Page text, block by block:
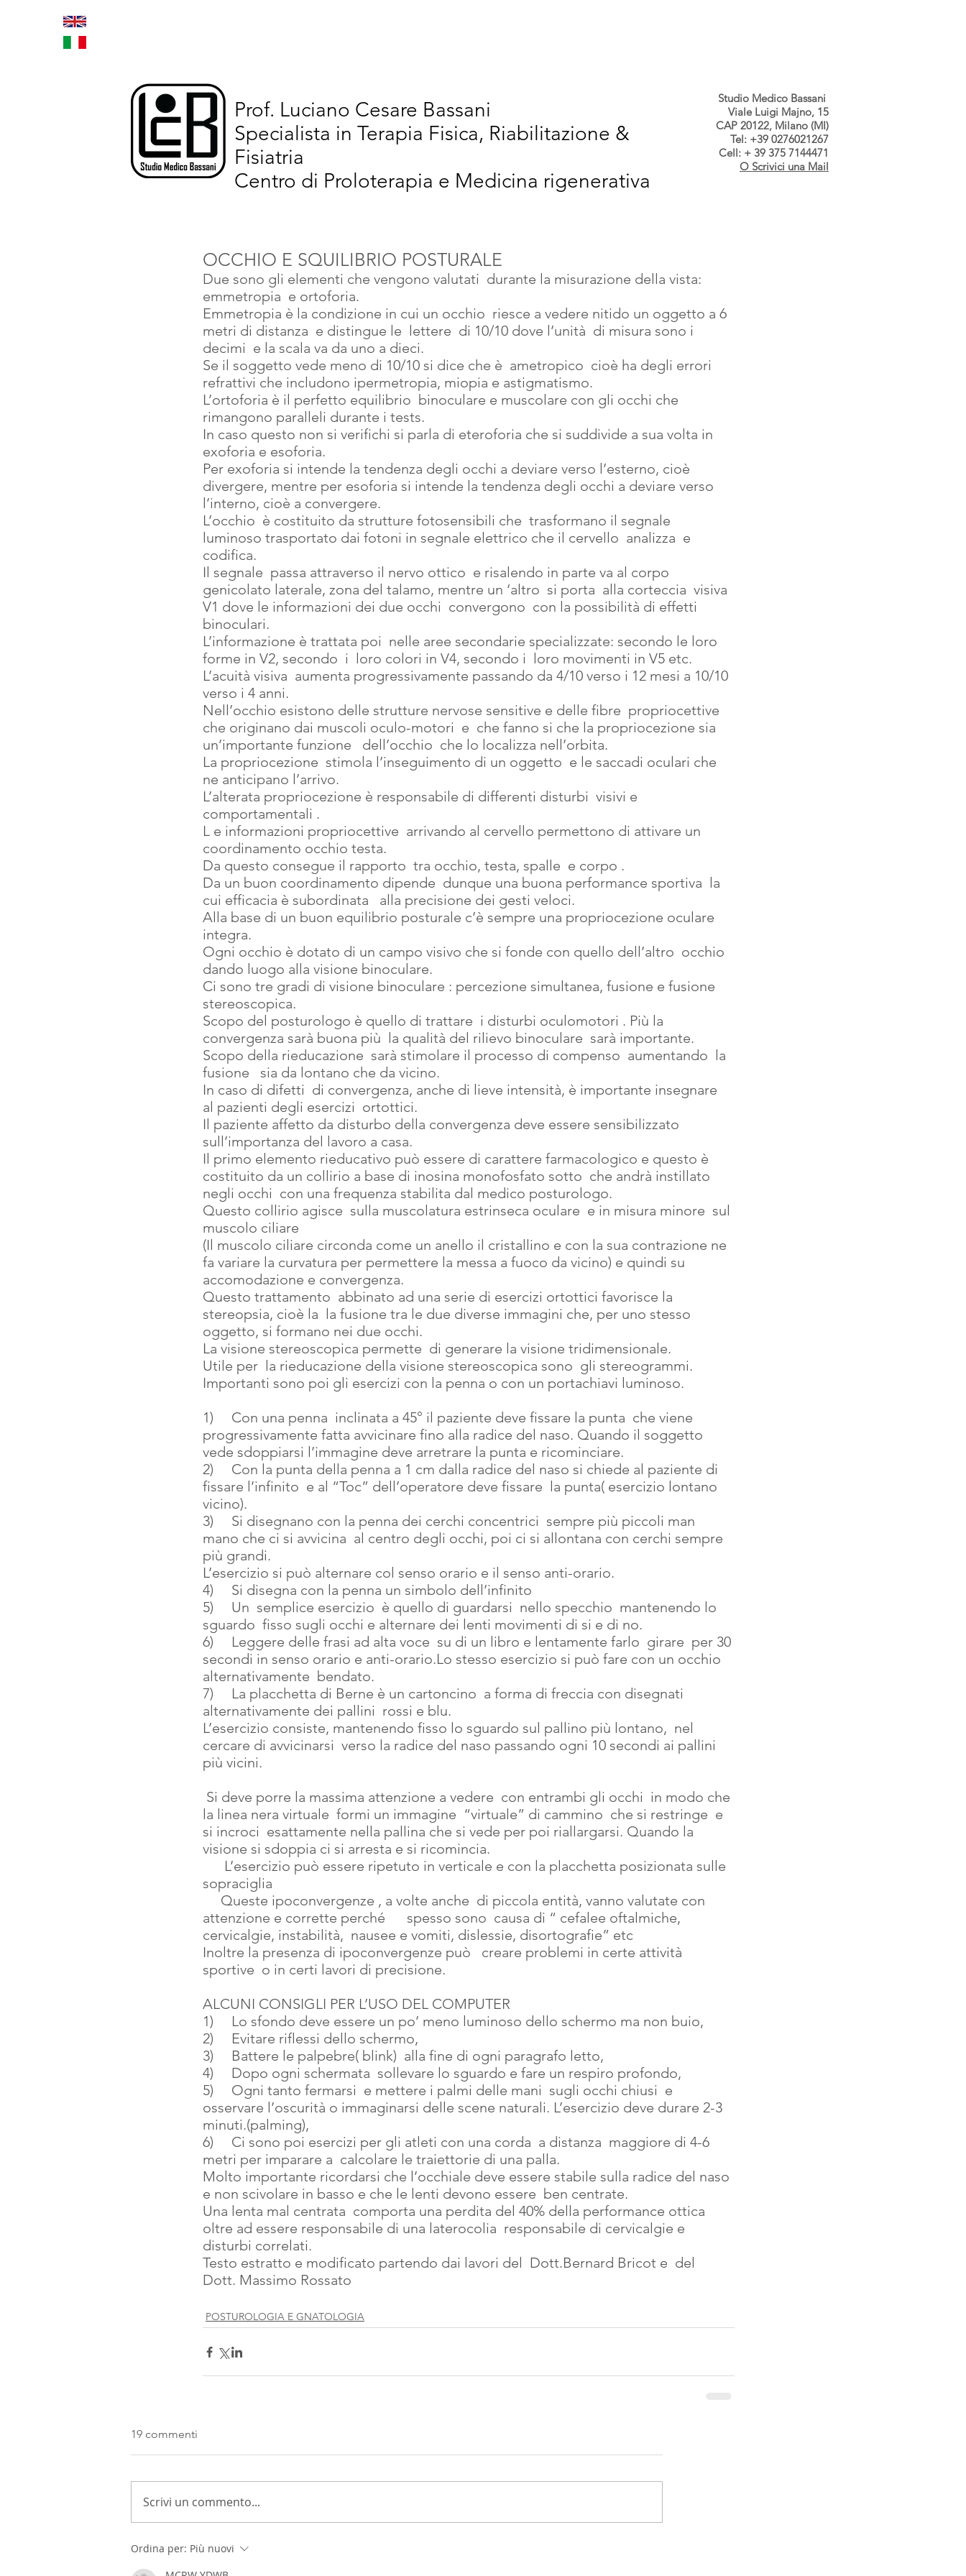
Prof. Luciano Cesare Bassani
Specialista in Terapia Fisica, Riabilitazione &
Fisiatria
Centro di Proloterapia e Medicina rigenerativa
Studio Medico Bassani
Viale Luigi Majno, 15
CAP 20122, Milano (MI)
Tel: +39 0276021267
Cell: + 39 375 7144471
O Scrivici una Mail
OCCHIO E SQUILIBRIO POSTURALE
Due sono gli elementi che vengono valutati  durante la misurazione della vista:
emmetropia  e ortoforia.
Emmetropia è la condizione in cui un occhio  riesce a vedere nitido un oggetto a 6
metri di distanza  e distingue le  lettere  di 10/10 dove l’unità  di misura sono i
decimi  e la scala va da uno a dieci.
Se il soggetto vede meno di 10/10 si dice che è  ametropico  cioè ha degli errori
refrattivi che includono ipermetropia, miopia e astigmatismo.
L’ortoforia è il perfetto equilibrio  binoculare e muscolare con gli occhi che
rimangono paralleli durante i tests.
In caso questo non si verifichi si parla di eteroforia che si suddivide a sua volta in
exoforia e esoforia.
Per exoforia si intende la tendenza degli occhi a deviare verso l’esterno, cioè
divergere, mentre per esoforia si intende la tendenza degli occhi a deviare verso
l’interno, cioè a convergere.
L’occhio  è costituito da strutture fotosensibili che  trasformano il segnale
luminoso trasportato dai fotoni in segnale elettrico che il cervello  analizza  e
codifica.
Il segnale  passa attraverso il nervo ottico  e risalendo in parte va al corpo
genicolato laterale, zona del talamo, mentre un ‘altro  si porta  alla corteccia  visiva
V1 dove le informazioni dei due occhi  convergono  con la possibilità di effetti
binoculari.
L’informazione è trattata poi  nelle aree secondarie specializzate: secondo le loro
forme in V2, secondo  i  loro colori in V4, secondo i  loro movimenti in V5 etc.
L’acuità visiva  aumenta progressivamente passando da 4/10 verso i 12 mesi a 10/10
verso i 4 anni.
Nell’occhio esistono delle strutture nervose sensitive e delle fibre  propriocettive
che originano dai muscoli oculo-motori  e  che fanno si che la propriocezione sia
un’importante funzione   dell’occhio  che lo localizza nell’orbita.
La propriocezione  stimola l’inseguimento di un oggetto  e le saccadi oculari che
ne anticipano l’arrivo.
L’alterata propriocezione è responsabile di differenti disturbi  visivi e
comportamentali .
L e informazioni propriocettive  arrivando al cervello permettono di attivare un
coordinamento occhio testa.
Da questo consegue il rapporto  tra occhio, testa, spalle  e corpo .
Da un buon coordinamento dipende  dunque una buona performance sportiva  la
cui efficacia è subordinata   alla precisione dei gesti veloci.
Alla base di un buon equilibrio posturale c’è sempre una propriocezione oculare
integra.
Ogni occhio è dotato di un campo visivo che si fonde con quello dell’altro  occhio
dando luogo alla visione binoculare.
Ci sono tre gradi di visione binoculare : percezione simultanea, fusione e fusione
stereoscopica.
Scopo del posturologo è quello di trattare  i disturbi oculomotori . Più la
convergenza sarà buona più  la qualità del rilievo binoculare  sarà importante.
Scopo della rieducazione  sarà stimolare il processo di compenso  aumentando  la
fusione   sia da lontano che da vicino.
In caso di difetti  di convergenza, anche di lieve intensità, è importante insegnare
al pazienti degli esercizi  ortottici.
Il paziente affetto da disturbo della convergenza deve essere sensibilizzato
sull’importanza del lavoro a casa.
Il primo elemento rieducativo può essere di carattere farmacologico e questo è
costituito da un collirio a base di inosina monofosfato sotto  che andrà instillato
negli occhi  con una frequenza stabilita dal medico posturologo.
Questo collirio agisce  sulla muscolatura estrinseca oculare  e in misura minore  sul
muscolo ciliare
(Il muscolo ciliare circonda come un anello il cristallino e con la sua contrazione ne
fa variare la curvatura per permettere la messa a fuoco da vicino) e quindi su
accomodazione e convergenza.
Questo trattamento  abbinato ad una serie di esercizi ortottici favorisce la
stereopsia, cioè la  la fusione tra le due diverse immagini che, per uno stesso
oggetto, si formano nei due occhi.
La visione stereoscopica permette  di generare la visione tridimensionale.
Utile per  la rieducazione della visione stereoscopica sono  gli stereogrammi.
Importanti sono poi gli esercizi con la penna o con un portachiavi luminoso.
1)     Con una penna  inclinata a 45° il paziente deve fissare la punta  che viene
progressivamente fatta avvicinare fino alla radice del naso. Quando il soggetto
vede sdoppiarsi l’immagine deve arretrare la punta e ricominciare.
2)     Con la punta della penna a 1 cm dalla radice del naso si chiede al paziente di
fissare l’infinito  e al “Toc” dell’operatore deve fissare  la punta( esercizio lontano
vicino).
3)     Si disegnano con la penna dei cerchi concentrici  sempre più piccoli man
mano che ci si avvicina  al centro degli occhi, poi ci si allontana con cerchi sempre
più grandi.
L’esercizio si può alternare col senso orario e il senso anti-orario.
4)     Si disegna con la penna un simbolo dell’infinito
5)     Un  semplice esercizio  è quello di guardarsi  nello specchio  mantenendo lo
sguardo  fisso sugli occhi e alternare dei lenti movimenti di si e di no.
6)     Leggere delle frasi ad alta voce  su di un libro e lentamente farlo  girare  per 30
secondi in senso orario e anti-orario.Lo stesso esercizio si può fare con un occhio
alternativamente  bendato.
7)     La placchetta di Berne è un cartoncino  a forma di freccia con disegnati
alternativamente dei pallini  rossi e blu.
L’esercizio consiste, mantenendo fisso lo sguardo sul pallino più lontano,  nel
cercare di avvicinarsi  verso la radice del naso passando ogni 10 secondi ai pallini
più vicini.
la linea nera virtuale  formi un immagine  “virtuale” di cammino  che si restringe  e
si incroci  esattamente nella pallina che si vede per poi riallargarsi. Quando la
visione si sdoppia ci si arresta e si ricomincia.
sopraciglia
attenzione e corrette perché      spesso sono  causa di “ cefalee oftalmiche,
cervicalgie, instabilità,  nausee e vomiti, dislessie, disortografie” etc
Inoltre la presenza di ipoconvergenze può   creare problemi in certe attività
sportive  o in certi lavori di precisione.
ALCUNI CONSIGLI PER L’USO DEL COMPUTER
1)     Lo sfondo deve essere un po’ meno luminoso dello schermo ma non buio,
2)     Evitare riflessi dello schermo,
3)     Battere le palpebre( blink)  alla fine di ogni paragrafo letto,
4)     Dopo ogni schermata  sollevare lo sguardo e fare un respiro profondo,
5)     Ogni tanto fermarsi  e mettere i palmi delle mani  sugli occhi chiusi  e
osservare l’oscurità o immaginarsi delle scene naturali. L’esercizio deve durare 2-3
minuti.(palming),
6)     Ci sono poi esercizi per gli atleti con una corda  a distanza  maggiore di 4-6
metri per imparare a  calcolare le traiettorie di una palla.
Molto importante ricordarsi che l’occhiale deve essere stabile sulla radice del naso
e non scivolare in basso e che le lenti devono essere  ben centrate.
Una lenta mal centrata  comporta una perdita del 40% della performance ottica
oltre ad essere responsabile di una laterocolia  responsabile di cervicalgie e
disturbi correlati.
Testo estratto e modificato partendo dai lavori del  Dott.Bernard Bricot e  del
Dott. Massimo Rossato
POSTUROLOGIA E GNATOLOGIA
19 commenti
Scrivi un commento...
Ordina per: Più nuovi